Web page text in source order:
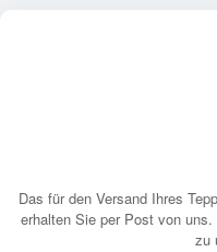
Das für den Versand Ihres
erhalten Sie per Post von
zu